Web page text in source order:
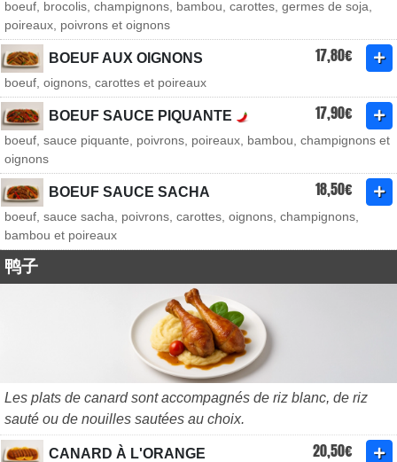
boeuf, brocolis, champignons, bambou, carottes, germes de soja,
poireaux, poivrons et oignons
BOEUF AUX OIGNONS 17,80€
boeuf, oignons, carottes et poireaux
BOEUF SAUCE PIQUANTE 17,90€
boeuf, sauce piquante, poivrons, poireaux, bambou, champignons et
oignons
BOEUF SAUCE SACHA 18,50€
boeuf, sauce sacha, poivrons, carottes, oignons, champignons,
bambou et poireaux
鸭子
Les plats de canard sont accompagnés de riz blanc, de riz
sauté ou de nouilles sautées au choix.
CANARD À L'ORANGE 20,50€